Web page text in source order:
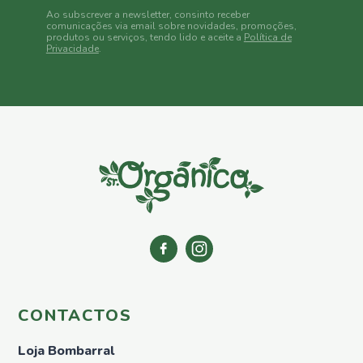
Ao subscrever a newsletter, consinto receber
comunicações via email sobre novidades, promoções,
produtos ou serviços, tendo lido e aceite a Política de
Privacidade.
CONTACTOS
Loja Bombarral